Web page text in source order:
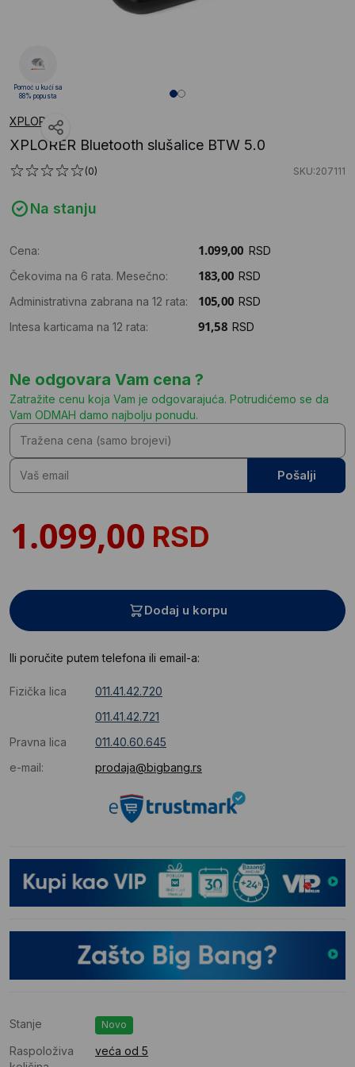
XPLORER
XPLORER Bluetooth slušalice BTW 5.0
(0) SKU:207111
Na stanju
Cena:
RSD
Čekovima na 6 rata. Mesečno:
RSD
Administrativna zabrana na 12 rata:
RSD
Intesa karticama na 12 rata:
RSD
Ne odgovara Vam cena ?
Zatražite cenu koja Vam je odgovarajuća. Potrudićemo se da
Vam ODMAH damo najbolju ponudu.
Pošalji
RSD
Dodaj u korpu
Ili poručite putem telefona ili email-a:
Fizička lica
011.41.42.720
011.41.42.721
Pravna lica
011.40.60.645
e-mail:
prodaja@bigbang.rs
Stanje Novo
Raspoloživa
veća od 5
Pomoć u kući sa
88% popusta